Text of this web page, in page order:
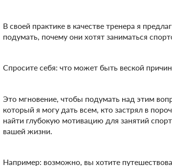
В своей практике в качестве тренера я
подумать, почему они хотят заниматься
Спросите себя: что может быть веской
Это мгновение, чтобы подумать над этим
который я могу дать всем, кто застрял в
найти глубокую мотивацию для занятий
вашей жизни.
Например: возможно, вы хотите